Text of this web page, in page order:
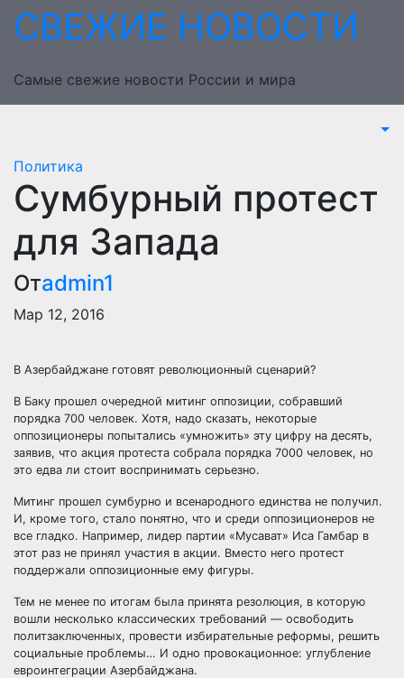
Перейти
СВЕЖИЕ НОВОСТИ
Самые свежие новости России и мира
Политика
Сумбурный протест
для Запада
Отadmin1
Мар 12, 2016
В Азербайджане готовят революционный сценарий?
В Баку прошел очередной митинг оппозиции, собравший
порядка 700 человек. Хотя, надо сказать, некоторые
оппозиционеры попытались «умножить» эту цифру на десять,
заявив, что акция протеста собрала порядка 7000 человек, но
это едва ли стоит воспринимать серьезно.
Митинг прошел сумбурно и всенародного единства не получил.
И, кроме того, стало понятно, что и среди оппозиционеров не
все гладко. Например, лидер партии «Мусават» Иса Гамбар в
этот раз не принял участия в акции. Вместо него протест
поддержали оппозиционные ему фигуры.
Тем не менее по итогам была принята резолюция, в которую
вошли несколько классических требований — освободить
политзаключенных, провести избирательные реформы, решить
социальные проблемы… И одно провокационное: углубление
евроинтеграции Азербайджана.